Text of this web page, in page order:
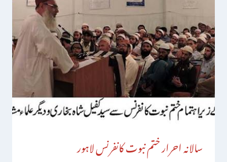
سالانہ احرار ختم نبوت کانفرنس لاہور